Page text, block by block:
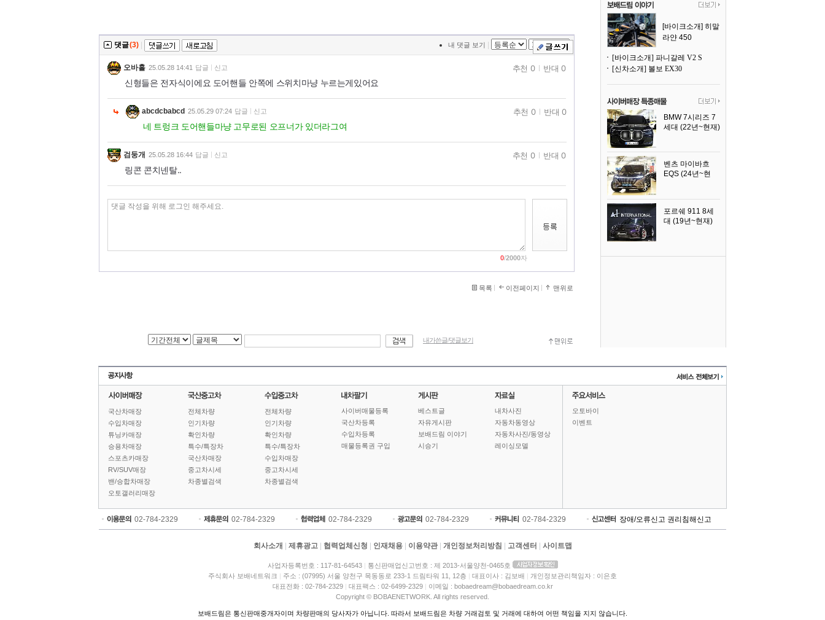
댓글(3) 내 댓글 보기
오바홀 25.05.28 14:41 답글 신고
신형들은 전자식이에요 도어핸들 안쪽에 스위치마냥 누르는게있어요
추천 0 반대 0
abcdcbabcd 25.05.29 07:24 답글 신고
네 트렁크 도어핸들마냥 고무로된 오프너가 있더라그여
추천 0 반대 0
검둥개 25.05.28 16:44 답글 신고
링콘 콘치넨탈..
추천 0 반대 0
0/2000자
목록 이전페이지 맨위로
내가쓴글/댓글보기
[바이크소개] 히말
라얀 450
[바이크소개] 파니갈레 V2 S
[신차소개] 볼보 EX30
BMW 7시리즈 7
세대 (22년~현재)
벤츠 마이바흐
EQS (24년~현
포르쉐 911 8세
대 (19년~현재)
국산차매장
수입차매장
튜닝카매장
승용차매장
스포츠카매장
RV/SUV매장
밴/승합차매장
오토갤러리매장
전체차량
인기차량
확인차량
특수/특장차
국산차매장
중고차시세
차종별검색
전체차량
인기차량
확인차량
특수/특장차
수입차매장
중고차시세
차종별검색
사이버매물등록
국산차등록
수입차등록
매물등록권 구입
베스트글
자유게시판
보배드림 이야기
시승기
내차사진
자동차동영상
자동차사진/동영상
레이싱모델
오토바이
이벤트
02-784-2329 02-784-2329 02-784-2329 02-784-2329 02-784-2329 장애/오류신고 권리침해신고
회사소개 제휴광고 협력업체신청 인재채용 이용약관 개인정보처리방침 고객센터 사이트맵
사업자등록번호 : 117-81-64543 | 통신판매업신고번호 : 제 2013-서울양천-0465호
주식회사 보배네트워크 | 주소 : (07995) 서울 양천구 목동동로 233-1 드림타워 11, 12층 | 대표이사 : 김보배 | 개인정보관리책임자 : 이은호
대표전화 : 02-784-2329 | 대표팩스 : 02-6499-2329 | 이메일 : bobaedream@bobaedream.co.kr
Copyright © BOBAENETWORK. All rights reserved.
보배드림은 통신판매중개자이며 차량판매의 당사자가 아닙니다. 따라서 보배드림은 차량 거래검토 및 거래에 대하여 어떤 책임을 지지 않습니다.